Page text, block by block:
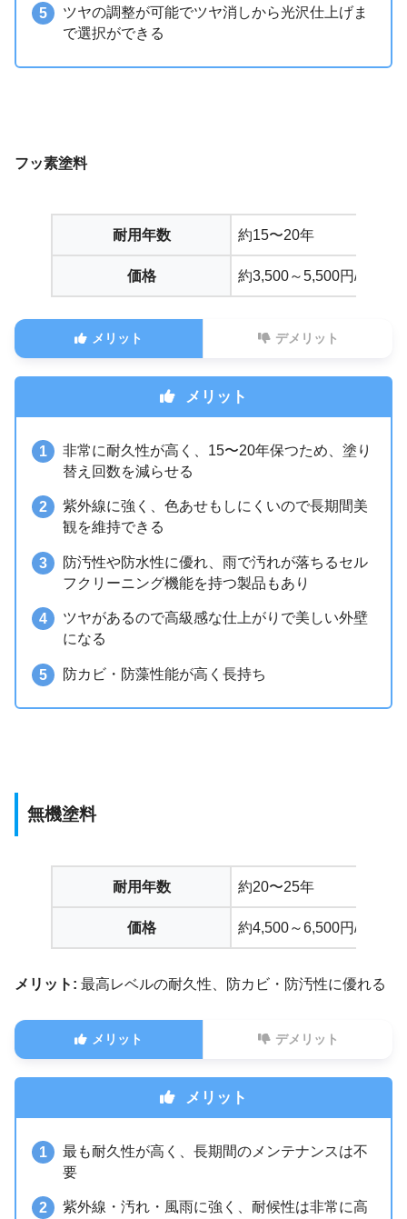
ツヤの調整が可能でツヤ消しから光沢仕上げま
で選択ができる
フッ素塗料
耐用年数 約15〜20年
価格 約3,500～5,500円/㎡
メリット デメリット
メリット
非常に耐久性が高く、15〜20年保つため、塗り
替え回数を減らせる
紫外線に強く、色あせもしにくいので長期間美
観を維持できる
防汚性や防水性に優れ、雨で汚れが落ちるセル
フクリーニング機能を持つ製品もあり
ツヤがあるので高級感な仕上がりで美しい外壁
になる
防カビ・防藻性能が高く長持ち
無機塗料
耐用年数 約20〜25年
価格 約4,500～6,500円/㎡
メリット: 最高レベルの耐久性、防カビ・防汚性に優れる
メリット デメリット
メリット
最も耐久性が高く、長期間のメンテナンスは不
要
紫外線・汚れ・風雨に強く、耐候性は非常に高